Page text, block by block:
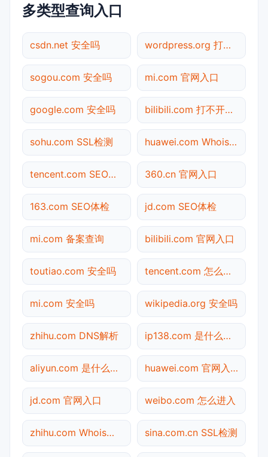
多类型查询入口
csdn.net 安全吗 wordpress.org 打不开检测
sogou.com 安全吗 mi.com 官网入口
google.com 安全吗 bilibili.com 打不开检测
sohu.com SSL检测 huawei.com Whois查询
tencent.com SEO体检 360.cn 官网入口
163.com SEO体检 jd.com SEO体检
mi.com 备案查询 bilibili.com 官网入口
toutiao.com 安全吗 tencent.com 怎么进入
mi.com 安全吗 wikipedia.org 安全吗
zhihu.com DNS解析 ip138.com 是什么网站
aliyun.com 是什么网站 huawei.com 官网入口
jd.com 官网入口 weibo.com 怎么进入
zhihu.com Whois查询 sina.com.cn SSL检测